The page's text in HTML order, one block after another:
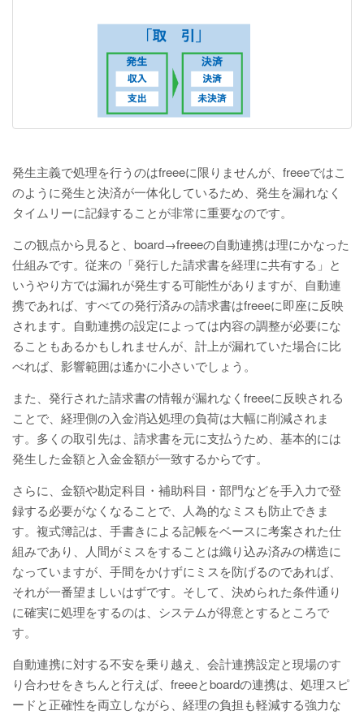
発生主義で処理を行うのはfreeeに限りませんが、freeeではこ
のように発生と決済が一体化しているため、発生を漏れなく
タイムリーに記録することが非常に重要なのです。
この観点から見ると、board→freeeの自動連携は理にかなった
仕組みです。従来の「発行した請求書を経理に共有する」と
いうやり方では漏れが発生する可能性がありますが、自動連
携であれば、すべての発行済みの請求書はfreeeに即座に反映
されます。自動連携の設定によっては内容の調整が必要にな
ることもあるかもしれませんが、計上が漏れていた場合に比
べれば、影響範囲は遙かに小さいでしょう。
また、発行された請求書の情報が漏れなくfreeeに反映される
ことで、経理側の入金消込処理の負荷は大幅に削減されま
す。多くの取引先は、請求書を元に支払うため、基本的には
発生した金額と入金金額が一致するからです。
さらに、金額や勘定科目・補助科目・部門などを手入力で登
録する必要がなくなることで、人為的なミスも防止できま
す。複式簿記は、手書きによる記帳をベースに考案された仕
組みであり、人間がミスをすることは織り込み済みの構造に
なっていますが、手間をかけずにミスを防げるのであれば、
それが一番望ましいはずです。そして、決められた条件通り
に確実に処理をするのは、システムが得意とするところで
す。
自動連携に対する不安を乗り越え、会計連携設定と現場のす
り合わせをきちんと行えば、freeeとboardの連携は、処理スピ
ードと正確性を両立しながら、経理の負担も軽減する強力な